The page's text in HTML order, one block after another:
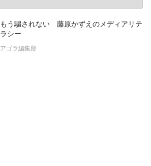
もう騙されない 藤原かずえのメディアリテ
ラシー
アゴラ編集部